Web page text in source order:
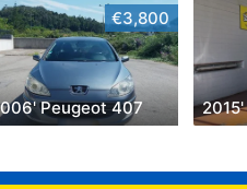
€3,800
Peugeot 407